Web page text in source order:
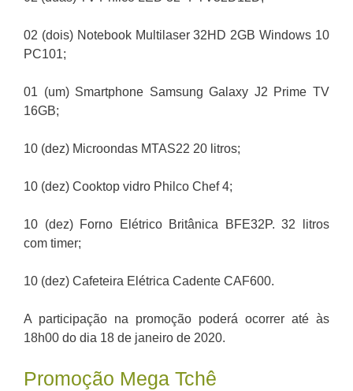
02 (dois) Notebook Multilaser 32HD 2GB Windows 10
PC101;
01 (um) Smartphone Samsung Galaxy J2 Prime TV
16GB;
10 (dez) Microondas MTAS22 20 litros;
10 (dez) Cooktop vidro Philco Chef 4;
10 (dez) Forno Elétrico Britânica BFE32P. 32 litros
com timer;
10 (dez) Cafeteira Elétrica Cadente CAF600.
A participação na promoção poderá ocorrer até às
18h00 do dia 18 de janeiro de 2020.
Promoção Mega Tchê